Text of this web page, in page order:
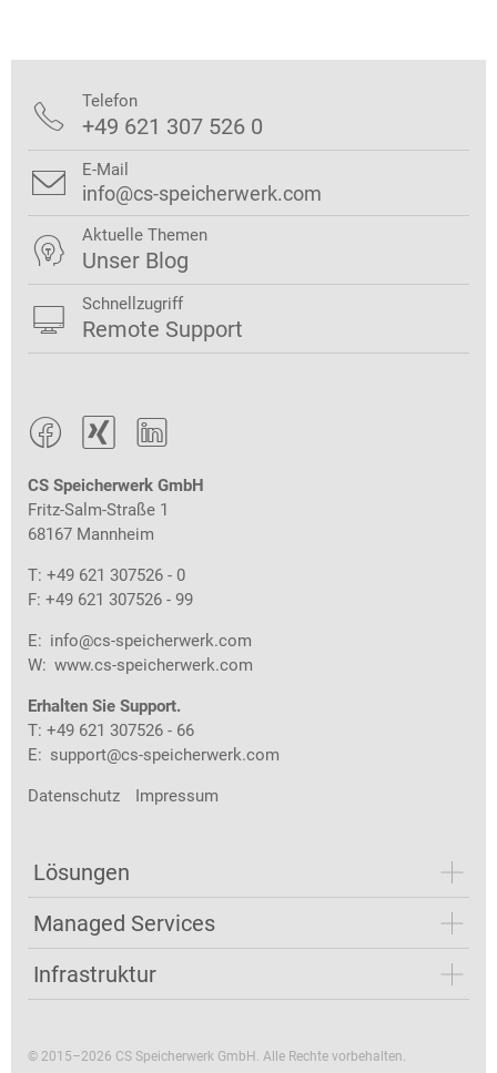
  
CS Speicherwerk GmbH
Fritz-Salm-Straße 1
68167 Mannheim
T: +49 621 307526 - 0
F: +49 621 307526 - 99
E: info@cs-speicherwerk.com
W: www.cs-speicherwerk.com
Erhalten Sie Support.
T: +49 621 307526 - 66
E: support@cs-speicherwerk.com
Datenschutz Impressum
Lösungen
Managed Services
Infrastruktur
 Telefon
+49 621 307 526 0
 E-Mail
info@cs-speicherwerk.com
 Aktuelle Themen
Unser Blog
 Schnellzugriff
Remote Support
© 2015–2026 CS Speicherwerk GmbH. Alle Rechte vorbehalten.